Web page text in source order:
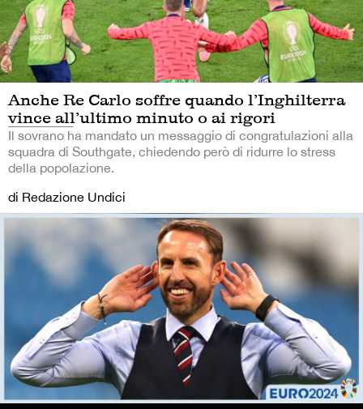
Anche Re Carlo soffre quando l’Inghilterra
vince all’ultimo minuto o ai rigori
Il sovrano ha mandato un messaggio di congratulazioni alla
squadra di Southgate, chiedendo però di ridurre lo stress
della popolazione.
di Redazione Undici